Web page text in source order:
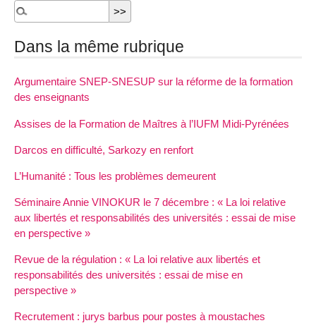
Dans la même rubrique
Argumentaire SNEP-SNESUP sur la réforme de la formation
des enseignants
Assises de la Formation de Maîtres à l’IUFM Midi-Pyrénées
Darcos en difficulté, Sarkozy en renfort
L’Humanité : Tous les problèmes demeurent
Séminaire Annie VINOKUR le 7 décembre : « La loi relative
aux libertés et responsabilités des universités : essai de mise
en perspective »
Revue de la régulation : « La loi relative aux libertés et
responsabilités des universités : essai de mise en
perspective »
Recrutement : jurys barbus pour postes à moustaches